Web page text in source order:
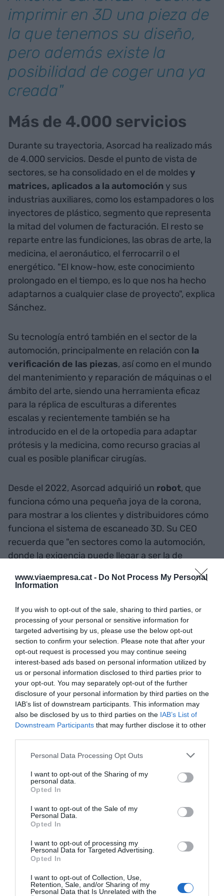
www.viaempresa.cat - Do Not Process My Personal
Information
If you wish to opt-out of the sale, sharing to third parties, or
processing of your personal or sensitive information for
targeted advertising by us, please use the below opt-out
section to confirm your selection. Please note that after your
opt-out request is processed you may continue seeing
interest-based ads based on personal information utilized by
us or personal information disclosed to third parties prior to
your opt-out. You may separately opt-out of the further
disclosure of your personal information by third parties on the
IAB’s list of downstream participants. This information may
also be disclosed by us to third parties on the IAB’s List of
Downstream Participants that may further disclose it to other
Personal Data Processing Opt Outs
I want to opt-out of the Sharing of my
personal data.
Opted In
I want to opt-out of the Sale of my
Personal Data.
Opted In
I want to opt-out of processing my
Personal Data for Targeted Advertising.
Opted In
I want to opt-out of Collection, Use,
Retention, Sale, and/or Sharing of my
Personal Data that Is Unrelated with the
imprimir en 3D una pieza de
la que tenemos su diseño,
pero además existe la
posibilidad de coger una ya
creada"
Más de 4.000 servicios
Durante su trayectoria, Asorcad ha realizado más
de 4.000 servicios. Desde el punto de vista de
sectores, se ha consolidado en el de moldesy
matrices, aplicados a la automoción y sus
industrias auxiliares, como los estampadores o los
inyectores de plástico, segmento que representa
la mitad del volumen de facturación. El resto se
reparte entre las fundiciones, las obras de arte, la
medicina, el aeronáutico, el ferrocarril o el
energético. "El know-how, este conocimiento
prolongado en el tiempo, es lo que nos ha hecho
adaptarnos a cualquier clase de proyecto", explica
Sánchez.
Su tecnología entró también en el sector de la
automoción, principalmente en relación con la
verificación de las piezas, así como en el mundo
del mantenimiento y reparación de máquinas o el
ámbito del arte, siendo una herramienta eficaz
para la réplica de esculturas a diferentes
escalas y recientemente también se ha
introducido en el de la ortopedia para adaptar
prótesis y la medicina, como recurso gracias al
cual es posible planificar cirugías.
Desde el 2022, Asorcad adquirió un robot, que
funciona cómo una pequeña joya de la corona,
para mostrar a los clientes y distribuidores cómo
funciona el sistema de escaneado 3D. Su CEO
recuerda que "en sectores como la automoción,
donde la exigencia puede llegar a ser la de
necesario un control de calidad, bidimensional,
muy rápido". Es la traslación del control de calidad
del siglo XX a un procedimiento tecnológico con el
3D como herramienta.
Un escaparate para
'coopetir'
Más allá de la competencia habitual, sobre todo
entre las empresas tecnológicas, el CEO de
Asorcad habla de 'coopetir' , una palabra que
fusionaría los conceptos competir y colaborar.
nos lo permite un entorno y un escaparate como
el DFactory". En este escenario, Sánchez habla de
acciones para "interaccionar con empresas de
datos, de inteligencia artificial o robótica para
avanzadas en un contexto de visibilidad". Esta
colaboración, añade, "favorece una conexión
directa con la industria 4.0".